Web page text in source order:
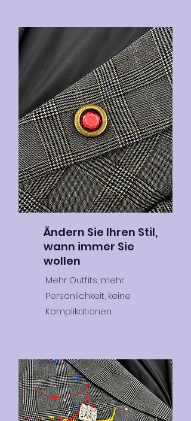
Ändern Sie Ihren Stil,
wann immer Sie
wollen
Mehr Outfits, mehr
Persönlichkeit, keine
Komplikationen.